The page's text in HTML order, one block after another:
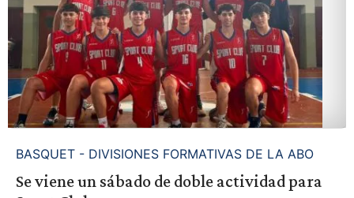
BASQUET - DIVISIONES FORMATIVAS DE LA ABO
Se viene un sábado de doble actividad para